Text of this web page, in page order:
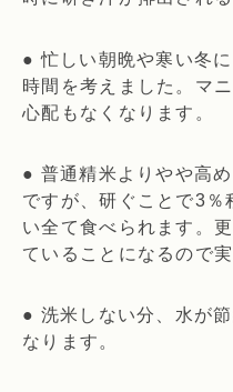
● 忙しい朝晩や寒い冬
時間を考えました。マ
心配もなくなります。
● 普通精米よりやや高
ですが、研ぐことで3％
い全て食べられます。
ていることになるので
● 洗米しない分、水が
なります。